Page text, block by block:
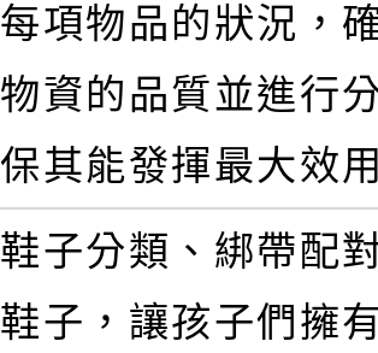
每項物品的狀況，
物資的品質並進行
保其能發揮最大效
鞋子分類、綁帶配
鞋子，讓孩子們擁